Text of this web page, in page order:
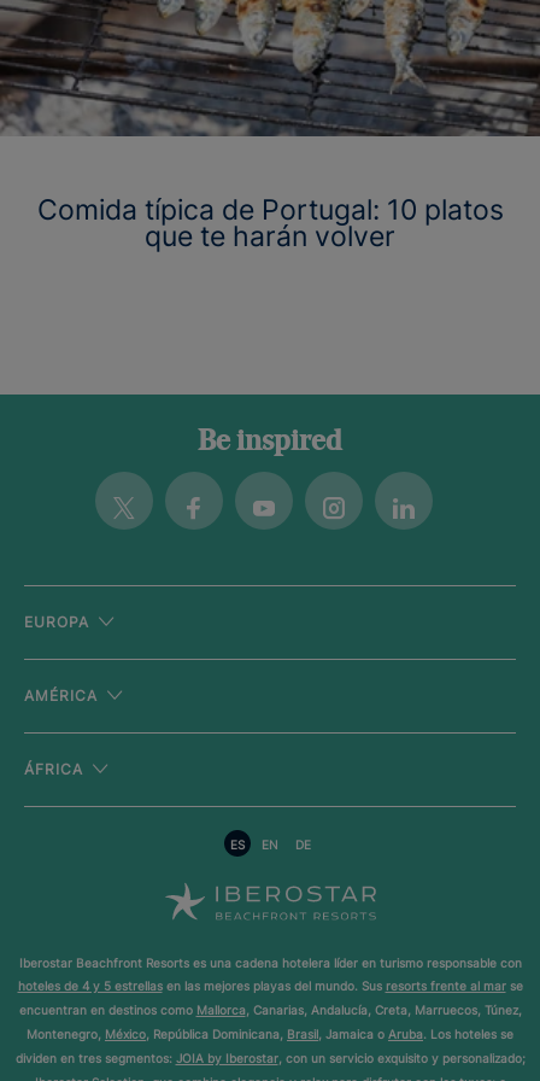
Comida típica de Portugal: 10 platos
que te harán volver
Be inspired
Twitter FacebookYoutubeInstagramLinkedin
EUROPA
AMÉRICA
ÁFRICA
ES EN DE
Iberostar Beachfront Resorts es una cadena hotelera líder en turismo responsable con
hoteles de 4 y 5 estrellasen las mejores playas del mundo. Sus resorts frente al marse
encuentran en destinos como Mallorca, Canarias, Andalucía, Creta, Marruecos, Túnez,
Montenegro, México, República Dominicana, Brasil, Jamaica o Aruba. Los hoteles se
dividen en tres segmentos: JOIA by Iberostar, con un servicio exquisito y personalizado;